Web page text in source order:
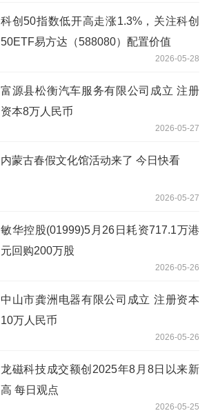
科创50指数低开高走涨1.3%，关注科创
50ETF易方达（588080）配置价值
2026-05-28
富源县松衡汽车服务有限公司成立 注册
资本8万人民币
2026-05-27
内蒙古春假文化馆活动来了 今日快看
2026-05-27
敏华控股(01999)5月26日耗资717.1万港
元回购200万股
2026-05-26
中山市龚洲电器有限公司成立 注册资本
10万人民币
2026-05-26
龙磁科技成交额创2025年8月8日以来新
高 每日观点
2026-05-25